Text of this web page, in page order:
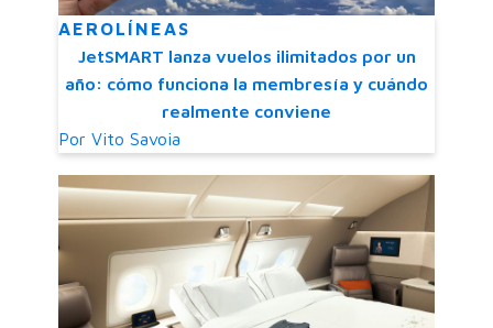
AEROLÍNEAS
JetSMART lanza vuelos ilimitados por un
año: cómo funciona la membresía y cuándo
realmente conviene
Por Vito Savoia